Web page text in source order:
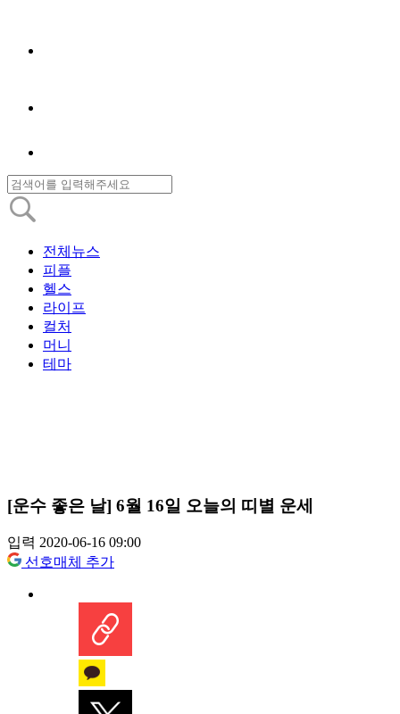
전체뉴스
피플
헬스
라이프
컬처
머니
테마
[운수 좋은 날] 6월 16일 오늘의 띠별 운세
입력 2020-06-16 09:00
선호매체 추가